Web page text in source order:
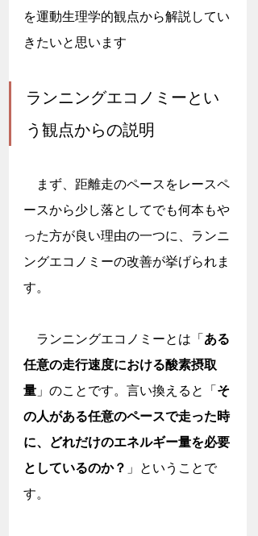
を運動生理学的観点から解説してい
きたいと思います
ランニングエコノミーとい
う観点からの説明
まず、距離走のペースをレースペ
ースから少し落としてでも何本もや
った方が良い理由の一つに、ランニ
ングエコノミーの改善が挙げられま
す。
ランニングエコノミーとは「ある
任意の走行速度における酸素摂取
量 」のことです。言い換えると「そ
の人がある任意のペースで走った時
に、どれだけのエネルギー量を必要
としているのか？ 」ということで
す。